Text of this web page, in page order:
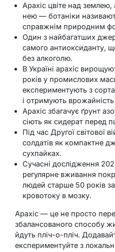
Арахіс цвіте над
нею — ботаніки
справжнім природним
Один з найбагатших
самого антиоксиданту,
без алкоголю.
В Україні арахіс
років у промислових
експериментують з
і отримують
Арахіс збагачує ґрунт
сіють як сидерат перед
Під час Другої світової
солдатів як компактне
сухпайках.
Сучасні дослідження
регулярне вживання
людей старше 50 років
кровотоку в мозку.
Арахіс — це не просто
збалансованого способу
йдуть пліч-о-пліч.
експериментуйте з